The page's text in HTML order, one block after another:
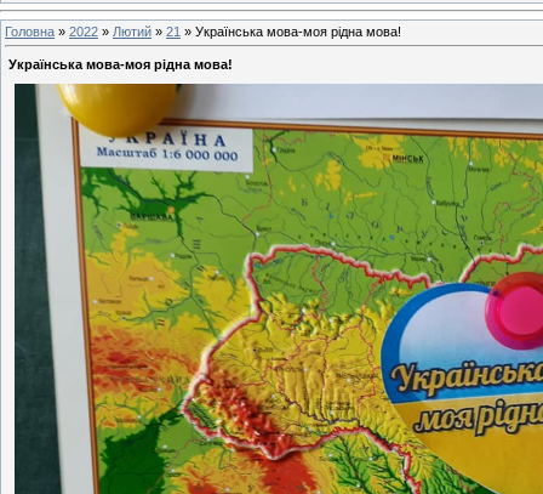
Головна » 2022 » Лютий » 21 » Українська мова-моя рідна мова!
Українська мова-моя рідна мова!